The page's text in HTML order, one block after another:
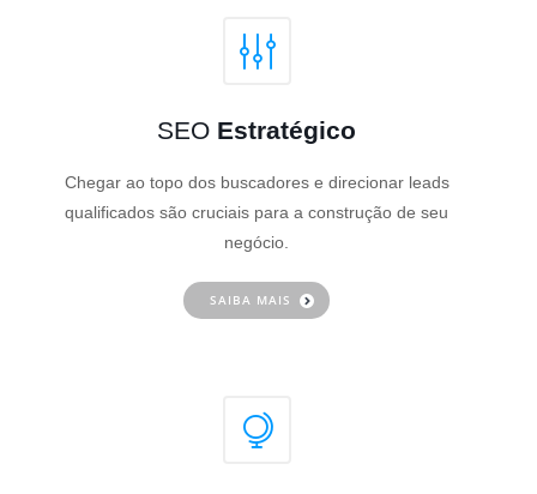
SEO Estratégico
Chegar ao topo dos buscadores e direcionar leads
qualificados são cruciais para a construção de seu
negócio.
SAIBA MAIS